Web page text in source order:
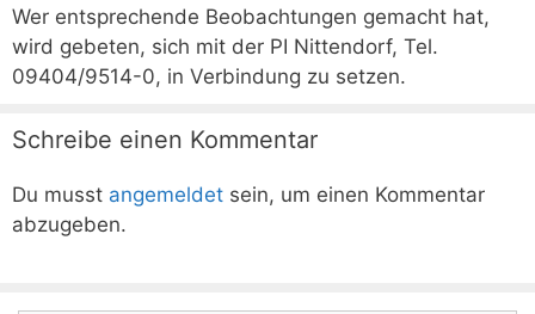
Wer entsprechende Beobachtungen gemacht hat,
wird gebeten, sich mit der PI Nittendorf, Tel.
09404/9514-0, in Verbindung zu setzen.
Schreibe einen Kommentar
Du musst angemeldet sein, um einen Kommentar
abzugeben.